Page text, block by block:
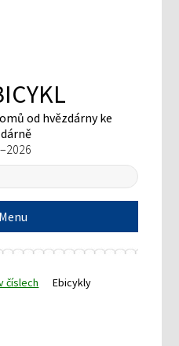
od hvězdárny ke
Menu
číslech Ebicykly